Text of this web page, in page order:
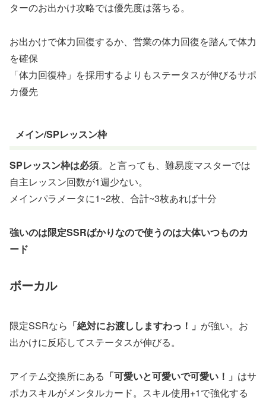
ターのお出かけ攻略では優先度は落ちる。
お出かけで体力回復するか、営業の体力回復を踏んで体力
を確保
「体力回復枠」を採用するよりもステータスが伸びるサポ
カ優先
メイン/SPレッスン枠
SPレッスン枠は必須。と言っても、難易度マスターでは
自主レッスン回数が1週少ない。
メインパラメータに1~2枚、合計~3枚あれば十分
強いのは限定SSRばかりなので使うのは大体いつものカ
ード
ボーカル
限定SSRなら 「絶対にお渡ししますわっ！」 が強い。お
出かけに反応してステータスが伸びる。
アイテム交換所にある 「可愛いと可愛いで可愛い！」 はサ
ポカスキルがメンタルカード。スキル使用+1で強化する